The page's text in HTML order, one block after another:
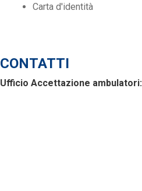
Carta d'identità
CONTATTI
Ufficio Accettazione ambulatori: